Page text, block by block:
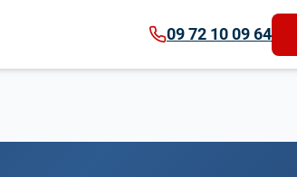
09 72 10 09 64